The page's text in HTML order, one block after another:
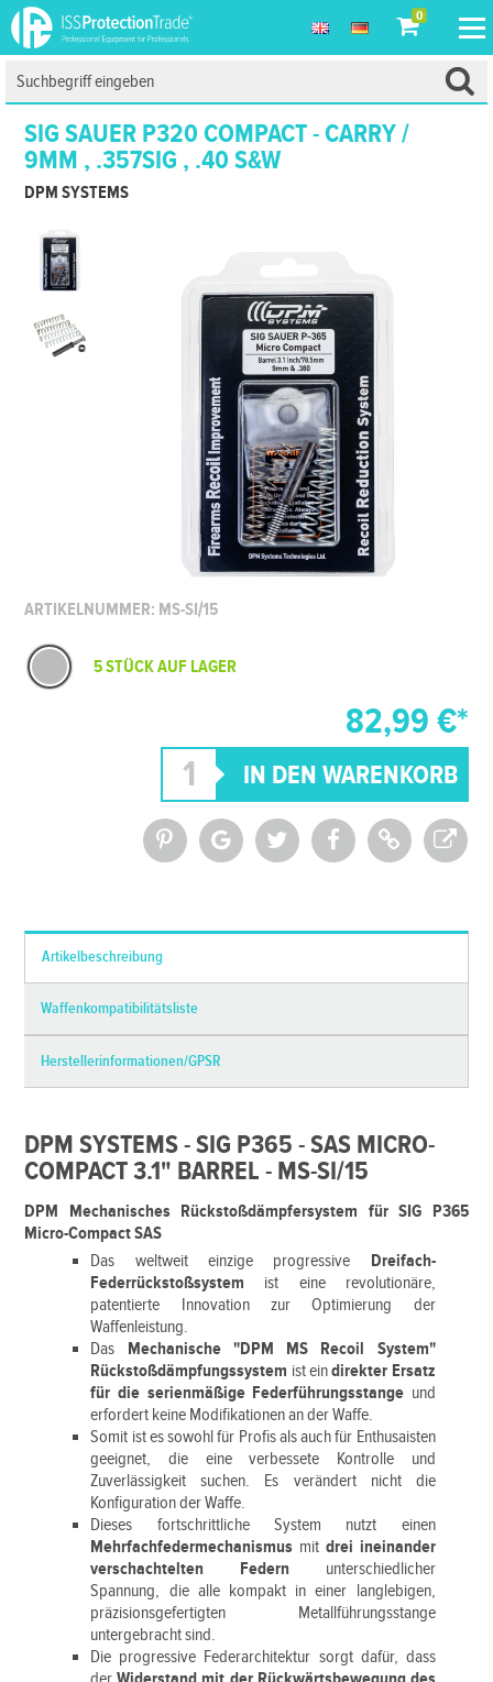
0
SIG SAUER P320 COMPACT - CARRY /
9MM , .357SIG , .40 S&W
DPM SYSTEMS
ARTIKELNUMMER: MS-SI/15
5 STÜCK AUF LAGER
82,99 €*
Artikelbeschreibung
Waffenkompatibilitätsliste
Herstellerinformationen/GPSR
DPM SYSTEMS - SIG P365 - SAS MICRO-
COMPACT 3.1" BARREL - MS-SI/15
DPM Mechanisches Rückstoßdämpfersystem für SIG P365
Micro-Compact SAS
Das weltweit einzige progressive Dreifach-
Federrückstoßsystem ist eine revolutionäre,
patentierte Innovation zur Optimierung der
Waffenleistung.
Das Mechanische "DPM MS Recoil System"
Rückstoßdämpfungssystem ist eindirekter Ersatz
für die serienmäßige Federführungsstange und
erfordert keine Modifikationen an der Waffe.
Somit ist es sowohl für Profis als auch für Enthusaisten
geeignet, die eine verbessete Kontrolle und
Zuverlässigkeit suchen. Es verändert nicht die
Konfiguration der Waffe.
Dieses fortschrittliche System nutzt einen
Mehrfachfedermechanismus mit drei ineinander
verschachtelten Federn unterschiedlicher
Spannung, die alle kompakt in einer langlebigen,
präzisionsgefertigten Metallführungsstange
untergebracht sind.
Die progressive Federarchitektur sorgt dafür, dass